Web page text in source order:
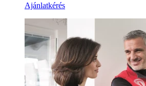
Ajánlatkérés